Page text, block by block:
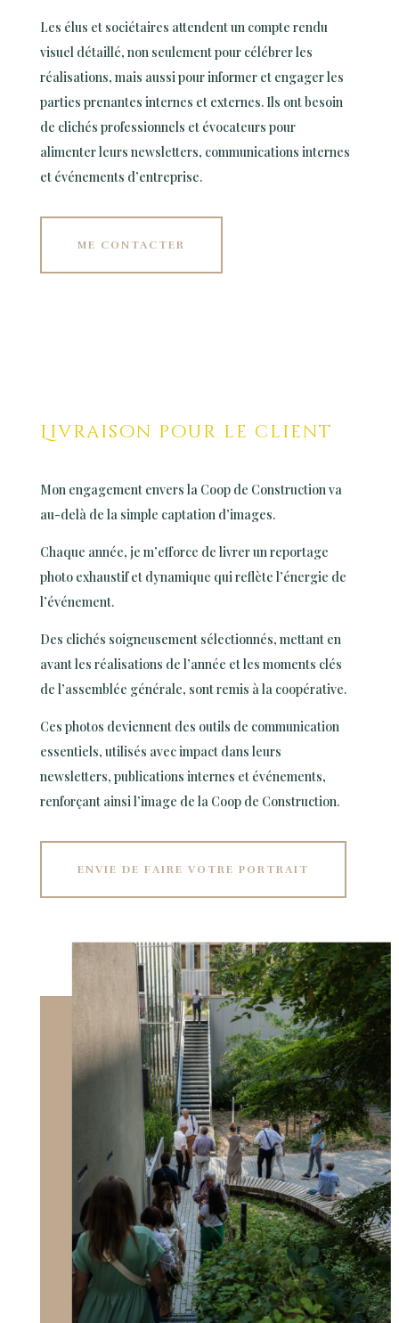
Les élus et sociétaires attendent un compte rendu
visuel détaillé, non seulement pour célébrer les
réalisations, mais aussi pour informer et engager les
parties prenantes internes et externes. Ils ont besoin
de clichés professionnels et évocateurs pour
alimenter leurs newsletters, communications internes
et événements d’entreprise.
ME CONTACTER
Livraison pour le client
Mon engagement envers la Coop de Construction va
au-delà de la simple captation d’images.
Chaque année, je m’efforce de livrer un reportage
photo exhaustif et dynamique qui reflète l’énergie de
l’événement.
Des clichés soigneusement sélectionnés, mettant en
avant les réalisations de l’année et les moments clés
de l’assemblée générale, sont remis à la coopérative.
Ces photos deviennent des outils de communication
essentiels, utilisés avec impact dans leurs
newsletters, publications internes et événements,
renforçant ainsi l’image de la Coop de Construction.
ENVIE DE FAIRE VOTRE PORTRAIT